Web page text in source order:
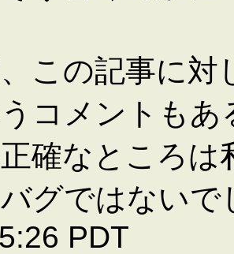
この記事に対
コメントも
確なところは
グではないで
PDT